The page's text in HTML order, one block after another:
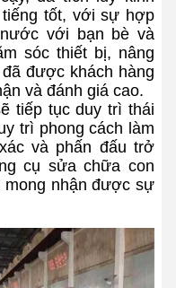
tiếng tốt, với sự hợp
với bạn bè và
sóc thiết bị, nâng
được khách hàng
và đánh giá cao.
tiếp tục duy trì thái
trì phong cách làm
và phấn đấu trở
cụ sửa chữa con
mong nhận được sự